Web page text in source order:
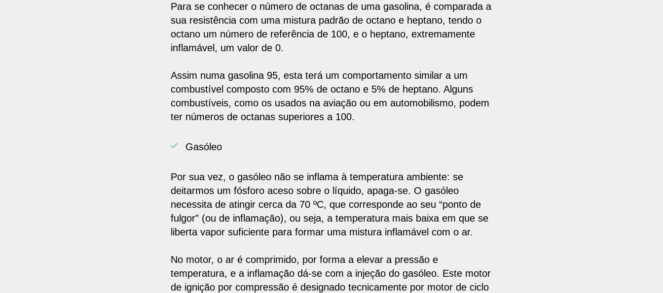
Para se conhecer o número de octanas de uma gasolina, é comparada a
sua resistência com uma mistura padrão de octano e heptano, tendo o
octano um número de referência de 100, e o heptano, extremamente
inflamável, um valor de 0.
Assim numa gasolina 95, esta terá um comportamento similar a um
combustível composto com 95% de octano e 5% de heptano. Alguns
combustíveis, como os usados na aviação ou em automobilismo, podem
ter números de octanas superiores a 100.
Gasóleo
Por sua vez, o gasóleo não se inflama à temperatura ambiente: se
deitarmos um fósforo aceso sobre o líquido, apaga-se. O gasóleo
necessita de atingir cerca da 70 ºC, que corresponde ao seu “ponto de
fulgor” (ou de inflamação), ou seja, a temperatura mais baixa em que se
liberta vapor suficiente para formar uma mistura inflamável com o ar.
No motor, o ar é comprimido, por forma a elevar a pressão e
temperatura, e a inflamação dá-se com a injeção do gasóleo. Este motor
de ignição por compressão é designado tecnicamente por motor de ciclo